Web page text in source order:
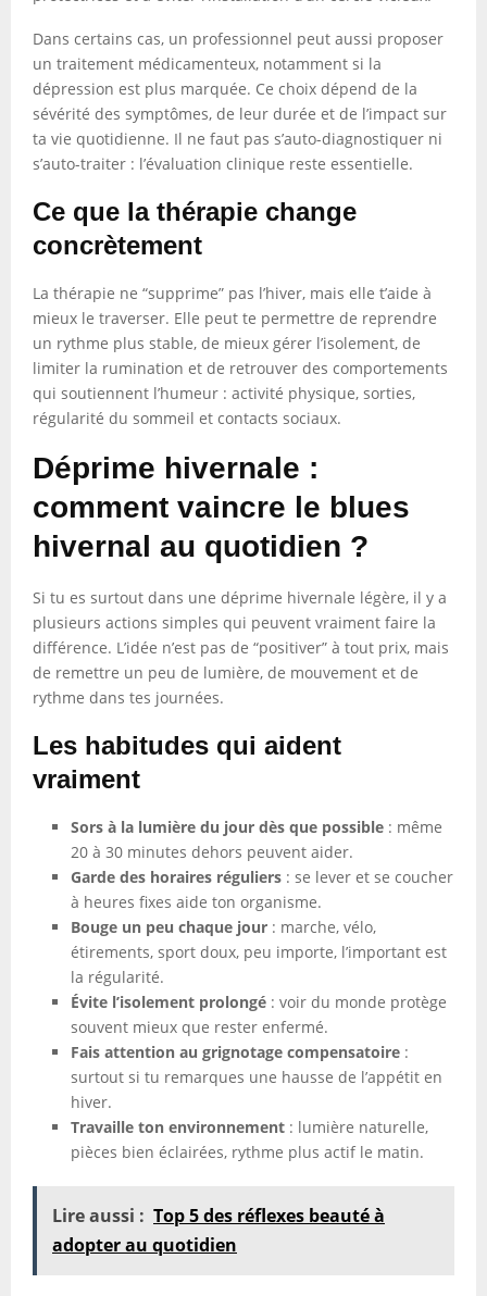
Dans certains cas, un professionnel peut aussi proposer
un traitement médicamenteux, notamment si la
dépression est plus marquée. Ce choix dépend de la
sévérité des symptômes, de leur durée et de l’impact sur
ta vie quotidienne. Il ne faut pas s’auto-diagnostiquer ni
s’auto-traiter : l’évaluation clinique reste essentielle.
Ce que la thérapie change
concrètement
La thérapie ne “supprime” pas l’hiver, mais elle t’aide à
mieux le traverser. Elle peut te permettre de reprendre
un rythme plus stable, de mieux gérer l’isolement, de
limiter la rumination et de retrouver des comportements
qui soutiennent l’humeur : activité physique, sorties,
régularité du sommeil et contacts sociaux.
Déprime hivernale :
comment vaincre le blues
hivernal au quotidien ?
Si tu es surtout dans une déprime hivernale légère, il y a
plusieurs actions simples qui peuvent vraiment faire la
différence. L’idée n’est pas de “positiver” à tout prix, mais
de remettre un peu de lumière, de mouvement et de
rythme dans tes journées.
Les habitudes qui aident
vraiment
Sors à la lumière du jour dès que possible : même
20 à 30 minutes dehors peuvent aider.
Garde des horaires réguliers : se lever et se coucher
à heures fixes aide ton organisme.
Bouge un peu chaque jour : marche, vélo,
étirements, sport doux, peu importe, l’important est
la régularité.
Évite l’isolement prolongé : voir du monde protège
souvent mieux que rester enfermé.
Fais attention au grignotage compensatoire :
surtout si tu remarques une hausse de l’appétit en
hiver.
Travaille ton environnement : lumière naturelle,
pièces bien éclairées, rythme plus actif le matin.
Lire aussi : Top 5 des réflexes beauté à
adopter au quotidien